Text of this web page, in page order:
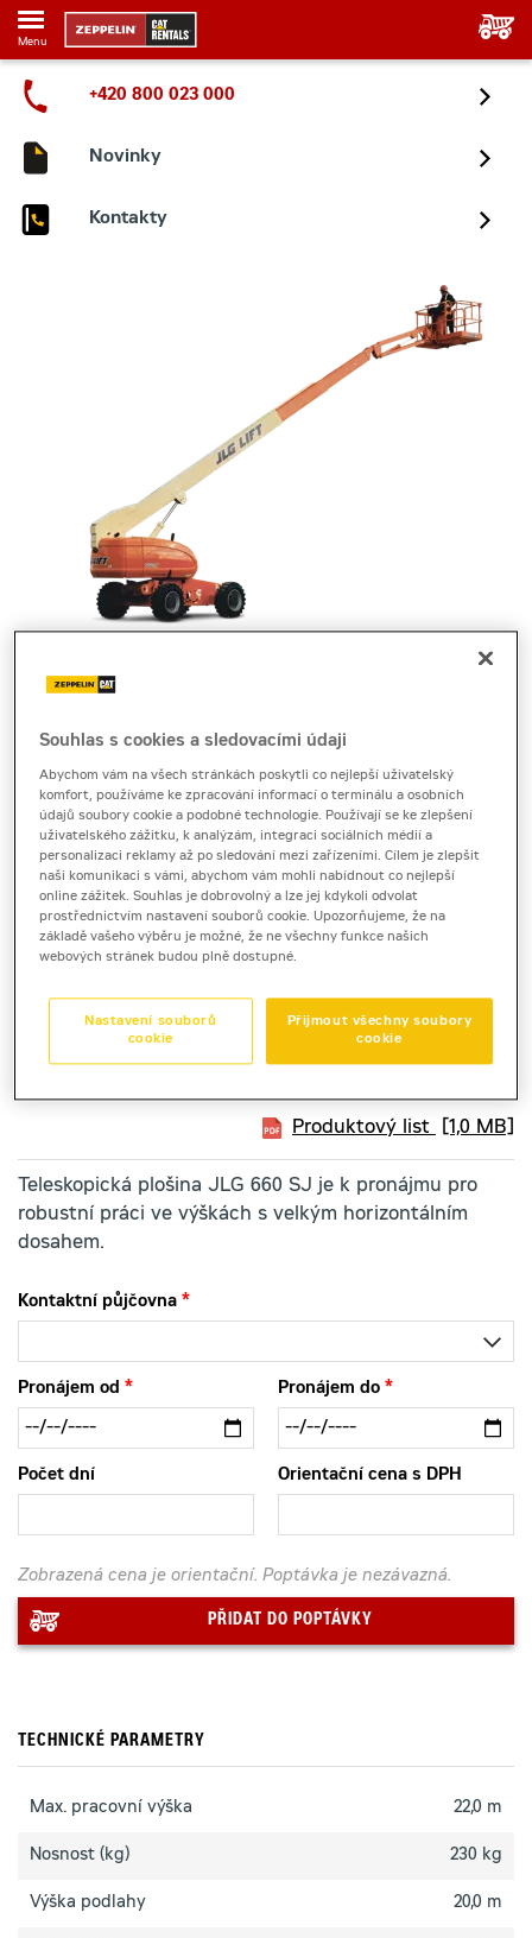
Menu
+420 800 023 000
Novinky
Kontakty
3 140 Kč bez DPH
3 799 Kč s DPH
23 a více dnů
2 650 Kč bez DPH
3 206 Kč s DPH
Kauce
30 000 Kč
teleskopická plošina dieselová
JLG 660 SJ
Produktový list [1,0 MB]
Teleskopická plošina JLG 660 SJ je k pronájmu pro
robustní práci ve výškách s velkým horizontálním
dosahem.
Kontaktní půjčovna
Pronájem od Pronájem do
Počet dní Orientační cena s DPH
Zobrazená cena je orientační. Poptávka je nezávazná.
PŘIDAT DO POPTÁVKY
TECHNICKÉ PARAMETRY
Max. pracovní výška 22,0 m
Nosnost (kg) 230 kg
Výška podlahy 20,0 m
Souhlas s cookies a sledovacími údaji
Abychom vám na všech stránkách poskytli co nejlepší uživatelský
komfort, používáme ke zpracování informací o terminálu a osobních
údajů soubory cookie a podobné technologie. Používají se ke zlepšení
uživatelského zážitku, k analýzám, integraci sociálních médií a
personalizaci reklamy až po sledování mezi zařízeními. Cílem je zlepšit
naši komunikaci s vámi, abychom vám mohli nabídnout co nejlepší
online zážitek. Souhlas je dobrovolný a lze jej kdykoli odvolat
prostřednictvím nastavení souborů cookie. Upozorňujeme, že na
základě vašeho výběru je možné, že ne všechny funkce našich
webových stránek budou plně dostupné.
Přijmout všechny soubory
cookie
Nastavení souborů
cookie